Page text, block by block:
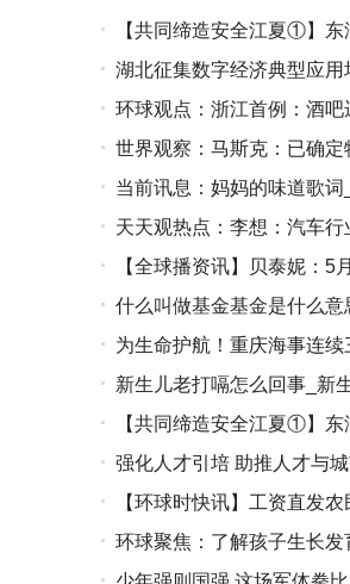
【共同缔造安全江夏①】东
湖北征集数字经济典型应用
环球观点：浙江首例：酒
世界观察：马斯克：已确
当前讯息：妈妈的味道歌
天天观热点：李想：汽车
【全球播资讯】贝泰妮：
什么叫做基金基金是什么
为生命护航！重庆海事连
新生儿老打嗝怎么回事_新
【共同缔造安全江夏①】东
强化人才引培 助推人才与
【环球时快讯】工资直发
环球聚焦：了解孩子生长